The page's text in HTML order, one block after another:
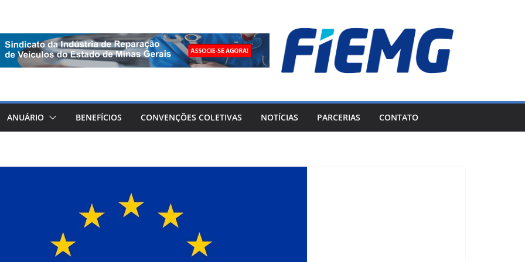
ANUÁRIO BENEFÍCIOS CONVENÇÕES COLETIVAS NOTÍCIAS PARCERIAS CONTATO